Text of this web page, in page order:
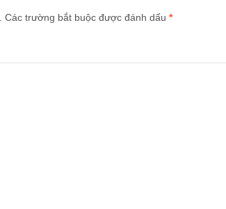
Các trường bắt buộc được đánh dấu *